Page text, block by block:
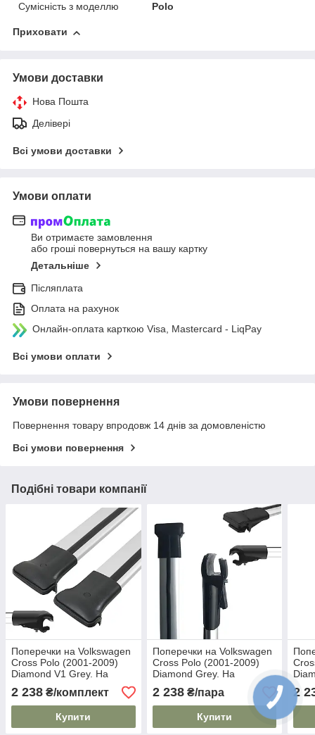
Сумісність з моделлю
Polo
Приховати
Умови доставки
Нова Пошта
Делівері
Всі умови доставки
Умови оплати
Ви отримаєте замовлення
або гроші повернуться на вашу картку
Детальніше
Післяплата
Оплата на рахунок
Онлайн-оплата карткою Visa, Mastercard - LiqPay
Всі умови оплати
Умови повернення
Повернення товару впродовж 14 днів за домовленістю
Всі умови повернення
Подібні товари компанії
Поперечки на Volkswagen
Cross Polo (2001-2009)
Diamond V1 Grey. На
стандартні рейлінги. Без
замка. Сірі
2 238 ₴/комплект
Купити
Поперечки на Volkswagen
Cross Polo (2001-2009)
Diamond Grey. На
стандартні рейлінги. Сірі
2 238₴/пара
Купити
2